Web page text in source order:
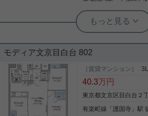
しい、きれいな室内で
しを実現していきたい
のある生活を送ってい
お気軽にご連絡ください
実用春日ホーム 茗荷谷店 堀田枝里
文京区の閑静な
ョン☆
江戸川橋駅徒歩4分の分
☆ 70㎡以上の3LDK！ 床暖房や食洗器、ディスポー
ザー等、室内設備は分譲賃貸
されております☆ ※サイ
モディア文京目白台 802
［賃貸マンション］
40.3万円
東京都文京区目白台２
有楽町線 「護国寺 」駅